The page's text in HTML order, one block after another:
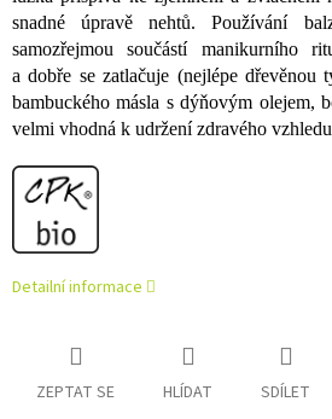
snadné úpravě nehtů. Používání
samozřejmou součástí manikurního
a dobře se zatlačuje (nejlépe dřevěnou
bambuckého másla s dýňovým olejem,
velmi vhodná k udržení zdravého
Detailní informace
ZEPTAT SE HLÍDAT SDÍLET